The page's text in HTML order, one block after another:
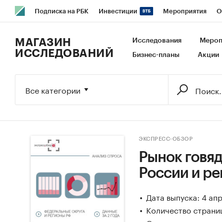
Подписка на РБК Инвестиции Мероприятия
Исследования Кредитные рейтинги Франшизы
МАГАЗИН
ИССЛЕДОВАНИЙ
Исследования
Бизнес-планы Акции
Все категории
ЭКСПРЕСС-ОБЗОР
Рынок
России и
Дата выпуска: 4
Количество